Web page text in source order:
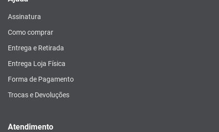
Assinatura
Como comprar
Entrega e Retirada
Entrega Loja Física
Forma de Pagamento
Trocas e Devoluções
Atendimento